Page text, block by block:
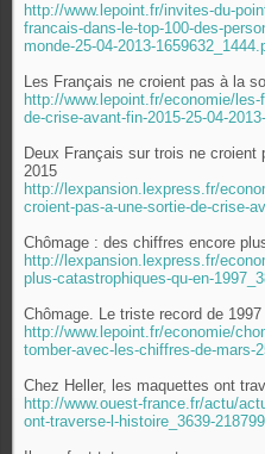
http://www.lepoint.fr/invites-du-
francais-dans-le-top-100-des-
monde-25-04-2013-
Les Français ne croient pas à la
http://www.lepoint.fr/economie/
de-crise-avant-fin-2015-25-04-
Deux Français sur trois ne
2015
http://lexpansion.lexpress.fr/
croient-pas-a-une-sortie-de-crise-
Chômage : des chiffres encore
http://lexpansion.lexpress.fr/
plus-catastrophiques-qu-en-
Chômage. Le triste record de
http://www.lepoint.fr/economie/
tomber-avec-les-chiffres-de-mars-
Chez Heller, les maquettes ont
http://www.ouest-france.fr/actu/
ont-traverse-l-histoire_3639-